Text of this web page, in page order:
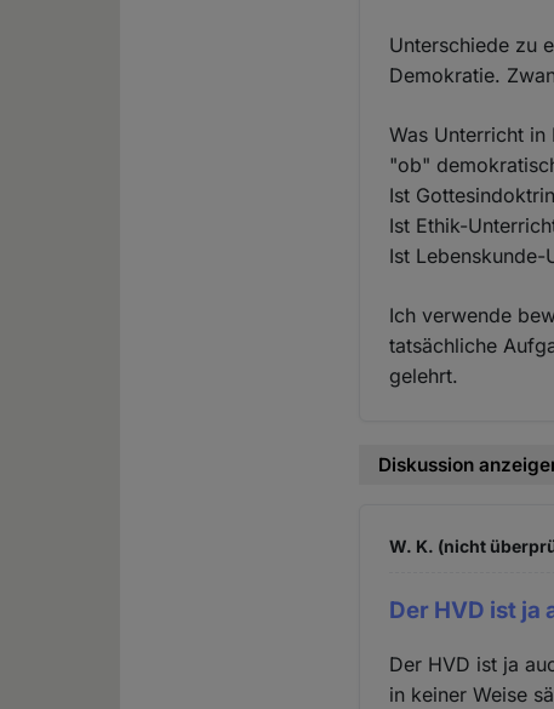
Unterschiede zu
Demokratie.
Was Unterricht
"ob"
Ist
Ist Ethik-
Ist
Ich verwende
tatsächliche
gelehrt.
Diskussion
W. K. (nicht
Der HVD ist ja
Der HVD ist ja
in keiner Weise